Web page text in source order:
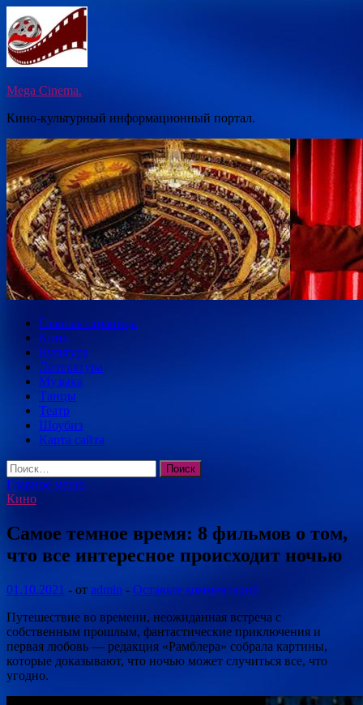
Перейти
к
содержимому
Mega Cinema.
Кино-культурный информационный портал.
Главная страница
Кино
Культура
Литература
Музыка
Танцы
Театр
Шоубиз
Карта сайта
Найти:
Главное меню
Кино
Самое темное время: 8 фильмов о том,
что все интересное происходит ночью
01.10.2021 - от admin - Оставьте комментарий
Путешествие во времени, неожиданная встреча с
собственным прошлым, фантастические приключения и
первая любовь — редакция «Рамблера» собрала картины,
которые доказывают, что ночью может случиться все, что
угодно.